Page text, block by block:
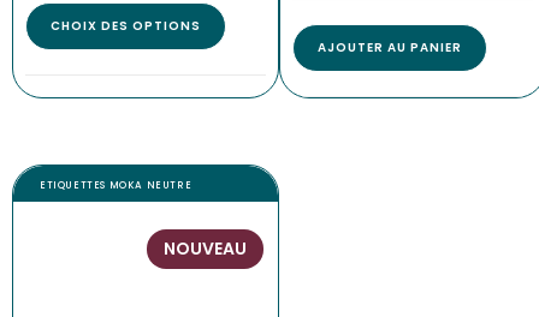
CHOIX DES OPTIONS
AJOUTER AU PANIER
ETIQUETTES MOKA NEUTRE
NOUVEAU